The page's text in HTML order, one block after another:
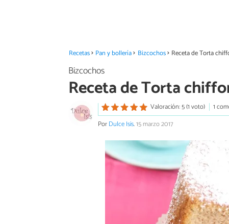
Recetas Pan y bollería Bizcochos Receta de Torta
Bizcochos
Receta de Torta
Valoración: 5 (1 voto)
1
PorDulce Isis.15 marzo 2017